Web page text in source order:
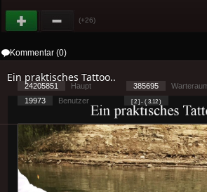
(+26)
Kommentar (0)
Ein praktisches Tattoo..
24205851 Haupt 385695
19973
Benutzer [ 2 ] - ( 3.12 )